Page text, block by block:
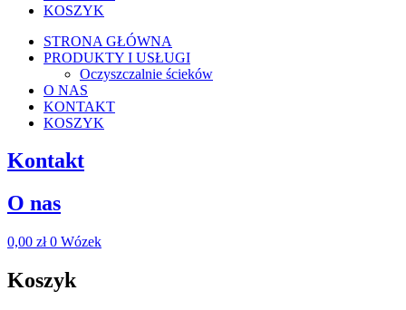
KOSZYK
STRONA GŁÓWNA
PRODUKTY I USŁUGI
Oczyszczalnie ścieków
O NAS
KONTAKT
KOSZYK
Kontakt
O nas
0,00 zł 0 Wózek
Koszyk